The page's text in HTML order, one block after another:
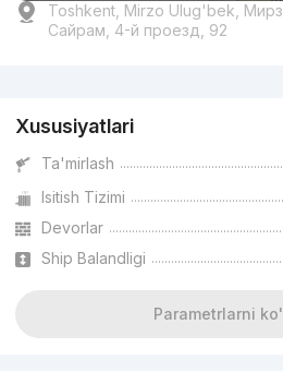
dan19.3 mln сўм/m²
Topshirildi
3-xonali kvartira, 74 m²
Toshkent, Mirzo Ulug'bek,
Сайрам, 4-й проезд, 92
Xususiyatlari
Ta'mirlash
Isitish Tizimi
Devorlar
Ship Balandligi
Parametrlarni